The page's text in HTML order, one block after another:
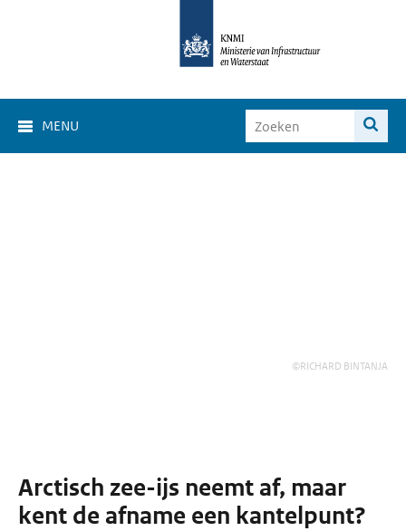
MENU
©RICHARD BINTANJA
Arctisch zee-ijs neemt af, maar
kent de afname een kantelpunt?